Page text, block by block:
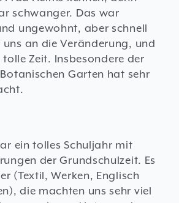
schwanger. Das war
ungewohnt, aber schnell
an die Veränderung, und
Zeit. Insbesondere der
Garten hat sehr
ein tolles Schuljahr mit
der Grundschulzeit. Es
(Textil, Werken, Englisch
die machten uns sehr viel